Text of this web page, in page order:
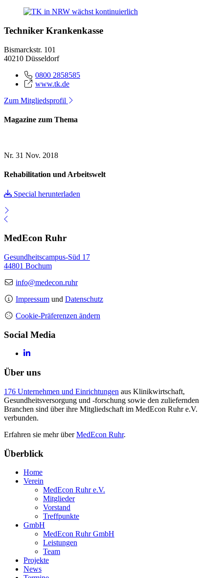
Techniker Krankenkasse
Bismarckstr. 101
40210 Düsseldorf
0800 2858585
www.tk.de
Zum Mitgliedsprofil
Magazine zum Thema
Nr. 31 Nov. 2018
Rehabilitation und Arbeitswelt
Special herunterladen
MedEcon Ruhr
Gesundheitscampus-Süd 17
44801 Bochum
info@medecon.ruhr
Impressum und Datenschutz
Cookie-Präferenzen ändern
Social Media
Über uns
176 Unternehmen und Einrichtungen aus Klinikwirtschaft,
Gesundheitsversorgung und -forschung sowie den zuliefernden
Branchen sind über ihre Mitgliedschaft im MedEcon Ruhr e.V.
verbunden.
Erfahren sie mehr überMedEcon Ruhr.
Überblick
Home
Verein
MedEcon Ruhr e.V.
Mitglieder
Vorstand
Treffpunkte
GmbH
MedEcon Ruhr GmbH
Leistungen
Team
Projekte
News